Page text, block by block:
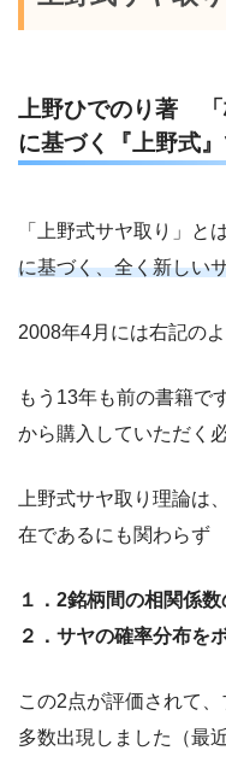
上野ひでのり著
に基づく『上野式
「上野式サヤ取り」と
に基づく、全く新しい
2008年4月には右記の
もう13年も前の書籍で
から購入していただく
上野式サヤ取り理論は
在であるにも関わらず
１．2銘柄間の相関係
２．サヤの確率分布を
この2点が評価されて
多数出現しました（最